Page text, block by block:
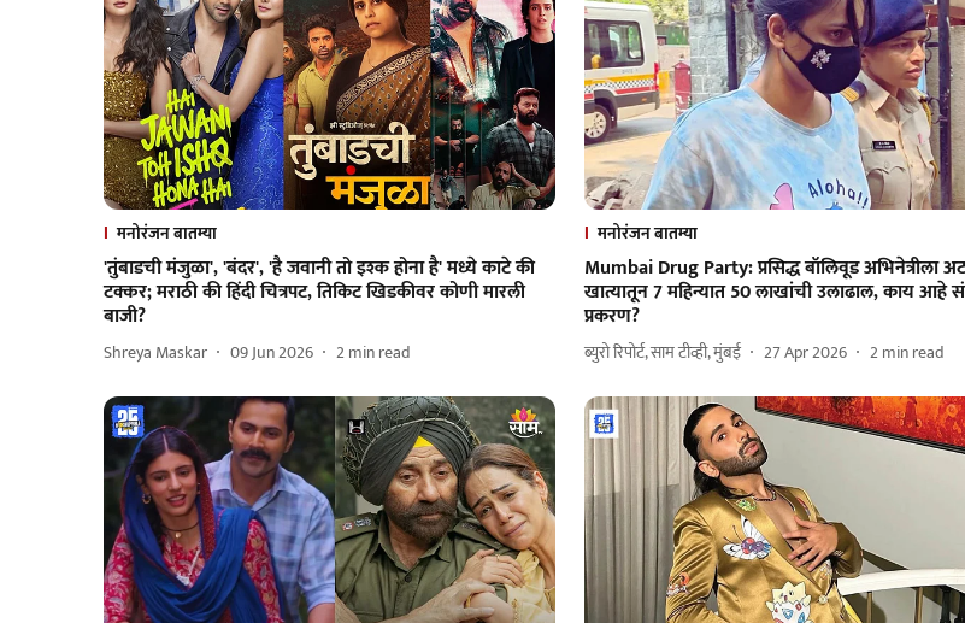
मनोरंजन बातम्या
'तुंबाडची मंजुळा', 'बंदर', 'है जवानी तो इश्क होना है' मध्ये काटे की
टक्कर; मराठी की हिंदी चित्रपट, तिकिट खिडकीवर कोणी मारली
बाजी?
Shreya Maskar 09 Jun 2026 2min read
मनोरंजन बातम्या
Mumbai Drug Party: प्रसिद्ध बॉलिवूड अभिनेत्रीला
खात्यातून 7 महिन्यात 50 लाखांची उलाढाल, काय आहे
प्रकरण?
ब्युरो रिपोर्ट, साम टीव्ही, मुंबई 27 Apr 2026 2min read